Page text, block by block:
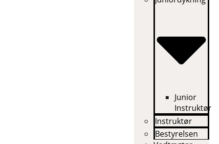
Junior
Instruktør
Instruktør
Bestyrelsen